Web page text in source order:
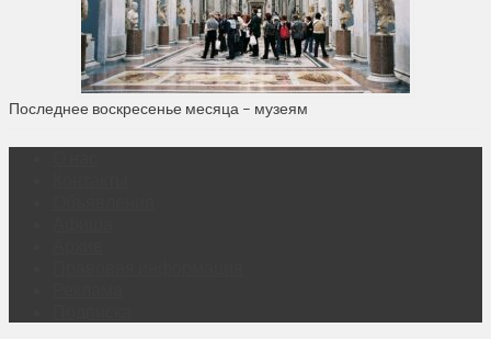
Последнее воскресенье месяца – музеям